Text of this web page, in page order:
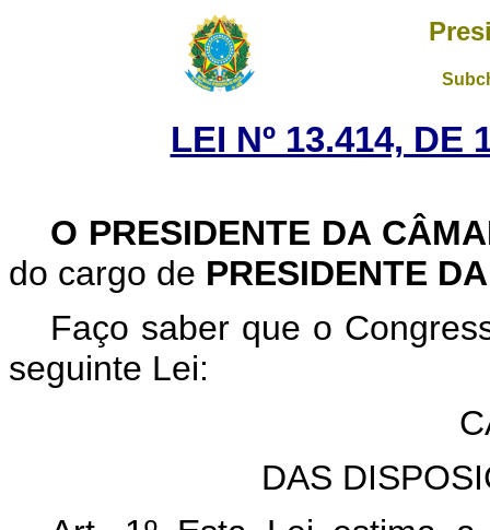
LEI Nº 13.414, DE
O PRESIDENTE DA
do cargo de PRESIDENTE
Faço saber que o
seguinte Lei:
DAS